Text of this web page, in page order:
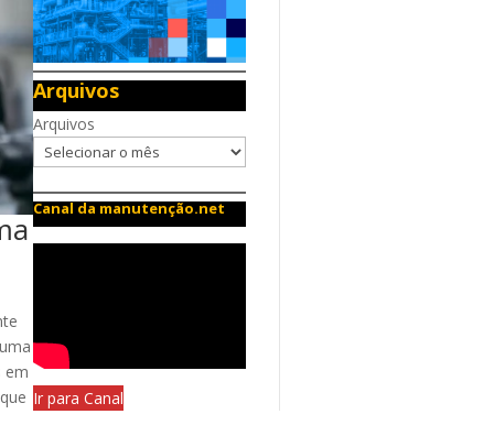
em
Arquivos
Arquivos
Canal da manutenção.net
Ir para Canal